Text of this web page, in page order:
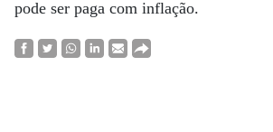
pode ser paga com inflação.